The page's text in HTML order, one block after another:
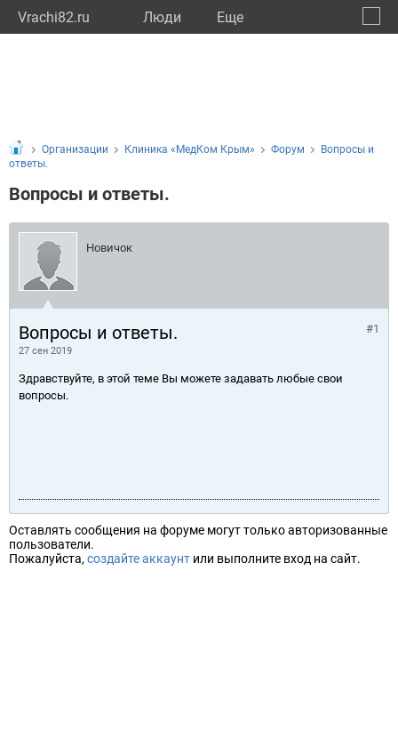
Vrachi82.ru Люди Eще
Организации Клиника «МедКом Крым» Форум
Вопросы и
ответы.
Вопросы и ответы.
Новичок
Вопросы и ответы.
27 сен 2019
#1
Здравствуйте, в этой теме Вы можете задавать любые свои
вопросы.
Оставлять сообщения на форуме могут только авторизованные
пользователи.
Пожалуйста, создайте аккаунт или выполните вход на сайт.